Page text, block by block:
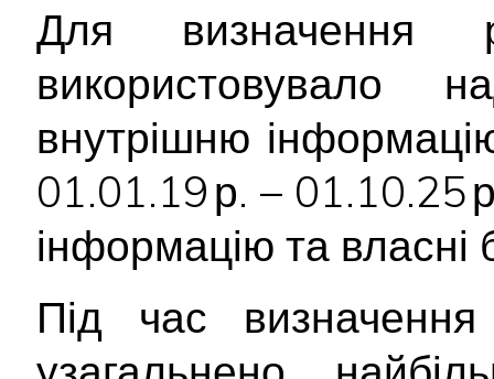
Для визначення
використовувало
внутрішню
01.01.19 р. – 01.10.25
інформацію та власні
Під час визначення